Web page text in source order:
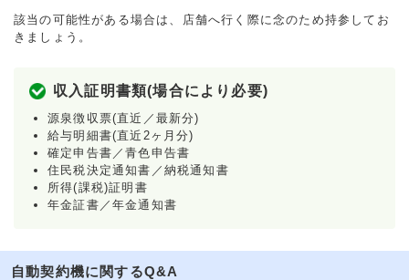
該当の可能性がある場合は、店舗へ行く際に念のため持参してお
きましょう。
収入証明書類(場合により必要)
源泉徴収票(直近／最新分)
給与明細書(直近2ヶ月分)
確定申告書／青色申告書
住民税決定通知書／納税通知書
所得(課税)証明書
年金証書／年金通知書
自動契約機に関するQ&A